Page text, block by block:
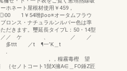
ホネート屋根材使用￥459，
54噌βoo※オータムフラウ
ロンス・ナチュラルンルバー色は準
だきます。璽延長タイプL：50・14型
タ裾弓／／ ケ 、 ／ ／
多ttt ／t ¶一’K＿t
糧霧毒樫 望
セノトコート1髭X擁A∈＿FO錘Z匠